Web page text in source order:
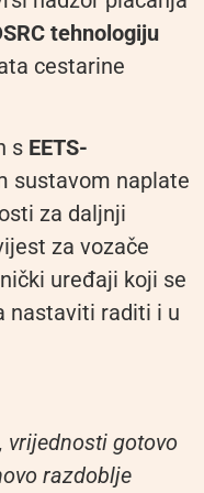
tehnologiju
cestarine
s EETS-
sustavom naplate
za daljnji
za vozače
uređaji koji se
nastaviti raditi i u
vrijednosti gotovo
razdoblje